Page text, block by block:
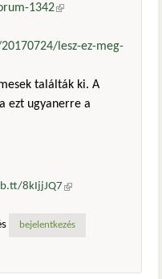
1342(külső
lesz-ez-meg-
találták ki. A
ezt ugyanerre a
8kIjjJQ7(külső
bejelentkezés